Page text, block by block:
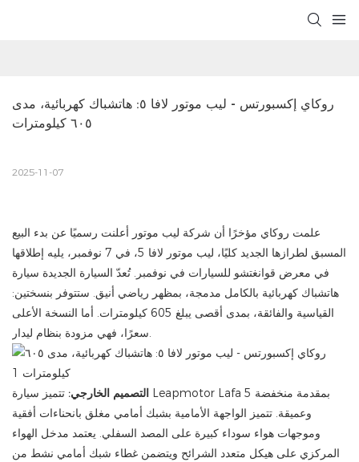
روكاي إكسبورتس - ليب موتور لافا ٥: هاتشباك كهربائية، مدى
٦٠٥ كيلومترات
2025-11-07
علمت روكاي مؤخرًا أن شركة ليب موتور أعلنت رسميًا عن بدء البيع
المسبق لطرازها الجديد كليًا، ليب موتور لافا 5، في 7 نوفمبر، يليه إطلاقها
في معرض قوانغتشو للسيارات في نوفمبر. تُعدّ السيارة الجديدة سيارة
هاتشباك كهربائية بالكامل مدمجة، بمظهر رياضي أنيق. ستتوفر بنسختين:
القياسية والفائقة، بمدى أقصى يبلغ 605 كيلومترات. أما النسخة الأعلى
سعرًا، فهي مزودة بنظام ليدار.
التصميم الخارجي: تتميز سيارة Leapmotor Lafa 5 بمقدمة منخفضة
وعميقة. تتميز الواجهة الأمامية بشبك أمامي مغلق بانحناءات أفقية
وموجهات هواء سوداء كبيرة على المصد السفلي. يعتمد مدخل الهواء
المركزي على هيكل متعدد الشرائح ويتضمن غطاء شبك أمامي نشط من